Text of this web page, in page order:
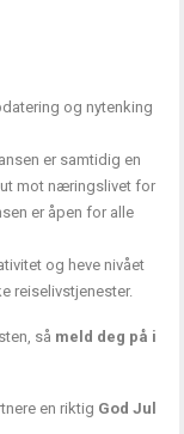
og nytenking
er samtidig en
mot næringslivet for
er åpen for alle
og heve nivået
reiselivstjenester.
så meld deg på i
en riktig God Jul